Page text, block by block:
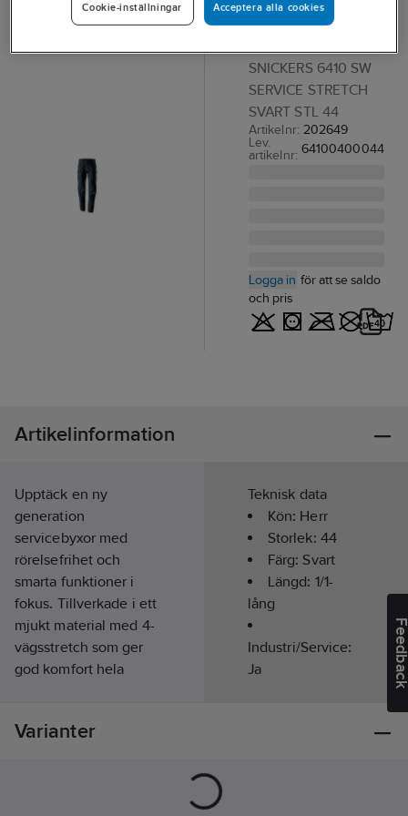
SW
SNICKERS 6410 SW
SERVICE STRETCH
SVART STL 44
Artikelnr: 202649
Lev.
artikelnr: 64100400044
Logga in för att se saldo
och pris
Artikelinformation
Upptäck en ny
generation
servicebyxor med
rörelsefrihet och
smarta funktioner i
fokus. Tillverkade i ett
mjukt material med 4-
vägsstretch som ger
god komfort hela
följsam design,
Teknisk data
Kön: Herr
Storlek: 44
Färg:Svart
Längd: 1/1-
lång
Industri/Service:
Ja
Varianter
Acceptera alla cookies
Cookie-inställningar